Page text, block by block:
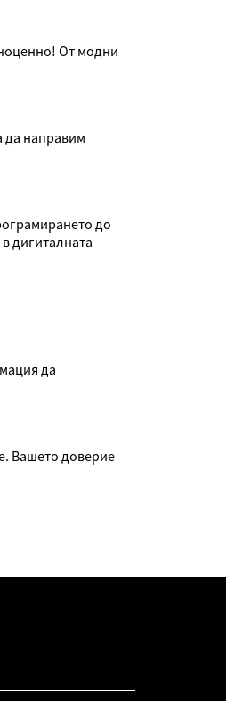
От модни
да направим
до
дигиталната
да
Вашето доверие